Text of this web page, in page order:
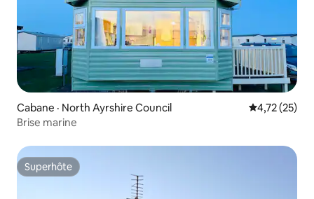
Cabane · North Ayrshire Council Note
4,72 (25)
Brise marine
Superhôte
Superhôte